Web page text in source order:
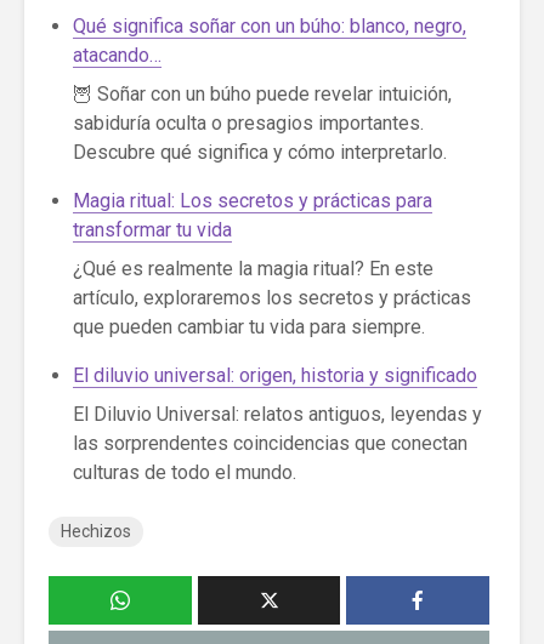
Qué significa soñar con un búho: blanco, negro,
atacando…
🦉 Soñar con un búho puede revelar intuición,
sabiduría oculta o presagios importantes.
Descubre qué significa y cómo interpretarlo.
Magia ritual: Los secretos y prácticas para
transformar tu vida
¿Qué es realmente la magia ritual? En este
artículo, exploraremos los secretos y prácticas
que pueden cambiar tu vida para siempre.
El diluvio universal: origen, historia y significado
El Diluvio Universal: relatos antiguos, leyendas y
las sorprendentes coincidencias que conectan
culturas de todo el mundo.
Hechizos